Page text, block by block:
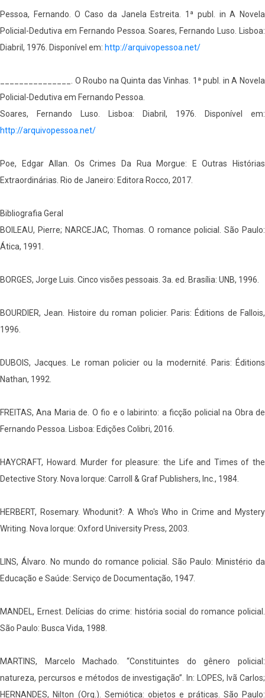
Pessoa, Fernando. O Caso da Janela Estreita. 1ª publ. in A Novela
Policial-Dedutiva em Fernando Pessoa. Soares, Fernando Luso. Lisboa:
Diabril, 1976. Disponível em: http://arquivopessoa.net/
_______________. O Roubo na Quinta das Vinhas. 1ª publ. in A Novela
Policial-Dedutiva em Fernando Pessoa.
Soares, Fernando Luso. Lisboa: Diabril, 1976. Disponível em:
http://arquivopessoa.net/
Poe, Edgar Allan. Os Crimes Da Rua Morgue: E Outras Histórias
Extraordinárias. Rio de Janeiro: Editora Rocco, 2017.
Bibliografia Geral
BOILEAU, Pierre; NARCEJAC, Thomas. O romance policial. São Paulo:
Ática, 1991.
BORGES, Jorge Luis. Cinco visões pessoais. 3a. ed. Brasília: UNB, 1996.
BOURDIER, Jean. Histoire du roman policier. Paris: Éditions de Fallois,
1996.
DUBOIS, Jacques. Le roman policier ou la modernité. Paris: Éditions
Nathan, 1992.
FREITAS, Ana Maria de. O fio e o labirinto: a ficção policial na Obra de
Fernando Pessoa. Lisboa: Edições Colibri, 2016.
HAYCRAFT, Howard. Murder for pleasure: the Life and Times of the
Detective Story. Nova Iorque: Carroll & Graf Publishers, Inc., 1984.
HERBERT, Rosemary. Whodunit?: A Who's Who in Crime and Mystery
Writing. Nova Iorque: Oxford University Press, 2003.
LINS, Álvaro. No mundo do romance policial. São Paulo: Ministério da
Educação e Saúde: Serviço de Documentação, 1947.
MANDEL, Ernest. Delícias do crime: história social do romance policial.
São Paulo: Busca Vida, 1988.
MARTINS, Marcelo Machado. “Constituintes do gênero policial:
natureza, percursos e métodos de investigação”. In: LOPES, Ivã Carlos;
HERNANDES, Nilton (Org.). Semiótica: objetos e práticas. São Paulo: